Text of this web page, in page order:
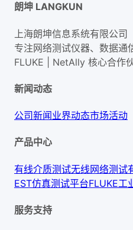
朗坤 LANGKUN
上海朗坤信息系统有限公司
专注网络测试仪器、数据通
FLUKE | NetAlly 核心合作
新闻动态
公司新闻业界动态市场活动
产品中心
有线介质测试无线网络测试
EST仿真测试平台FLUKE工
服务支持